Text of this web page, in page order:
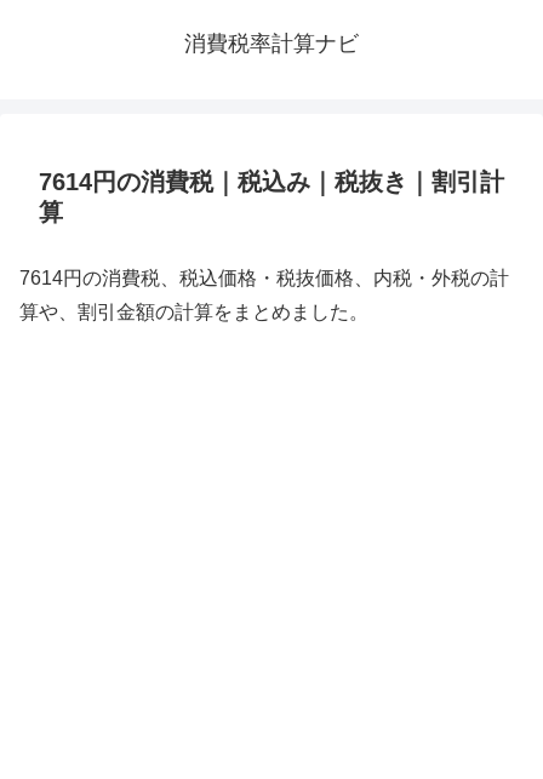
消費税率計算ナビ
7614円の消費税｜税込み｜税抜き｜割引計
算
7614円の消費税、税込価格・税抜価格、内税・外税の計
算や、割引金額の計算をまとめました。